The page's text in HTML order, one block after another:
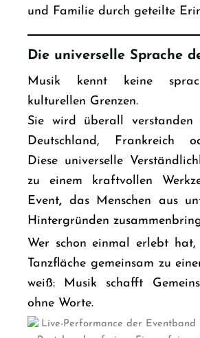
und Familie durch geteilte
Die universelle Sprache
Musik kennt keine
kulturellen Grenzen.
Sie wird überall
Deutschland, Frankreich
Diese universelle
zu einem kraftvollen
Event, das Menschen aus
Hintergründen
Wer schon einmal erlebt
Tanzfläche gemeinsam zu
weiß: Musik schafft
ohne Worte.